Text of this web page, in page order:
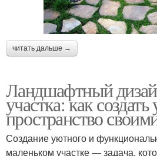
читать дальше →
Ландшафтный
участка: как
пространство
Создание уютного и
маленьком участке — задача,